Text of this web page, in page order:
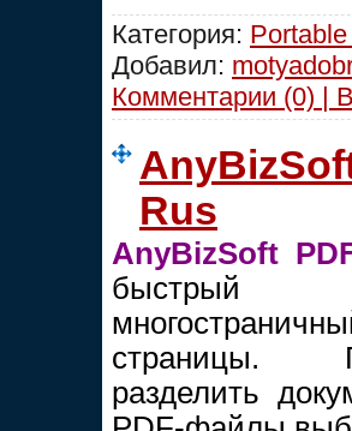
Категория:
Добавил:
Комментарии (0) |
Rus
AnyBizSoft
быстрый
страницы.
разделить